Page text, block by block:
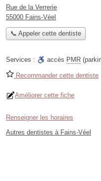
Rue de la Verrerie
55000 Fains-Véel
📞 Appeler cette dentiste
Services : accès PMR
Recommander cette dentiste
Améliorer cette fiche
Renseigner les horaires
Autres dentistes à Fains-Véel